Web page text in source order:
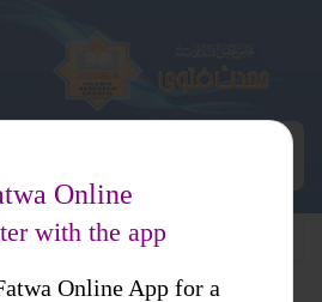
Online
with the app
Online App for a